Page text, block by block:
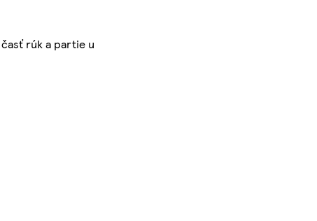
rúk a partie u